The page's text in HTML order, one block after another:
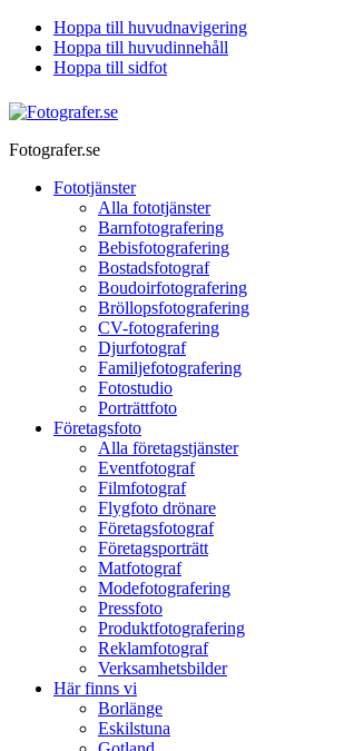
Hoppa till huvudnavigering
Hoppa till huvudinnehåll
Hoppa till sidfot
Fotografer.se
Fototjänster
Alla fototjänster
Barnfotografering
Bebisfotografering
Bostadsfotograf
Boudoirfotografering
Bröllopsfotografering
CV-fotografering
Djurfotograf
Familjefotografering
Fotostudio
Porträttfoto
Företagsfoto
Alla företagstjänster
Eventfotograf
Filmfotograf
Flygfoto drönare
Företagsfotograf
Företagsporträtt
Matfotograf
Modefotografering
Pressfoto
Produktfotografering
Reklamfotograf
Verksamhetsbilder
Här finns vi
Borlänge
Eskilstuna